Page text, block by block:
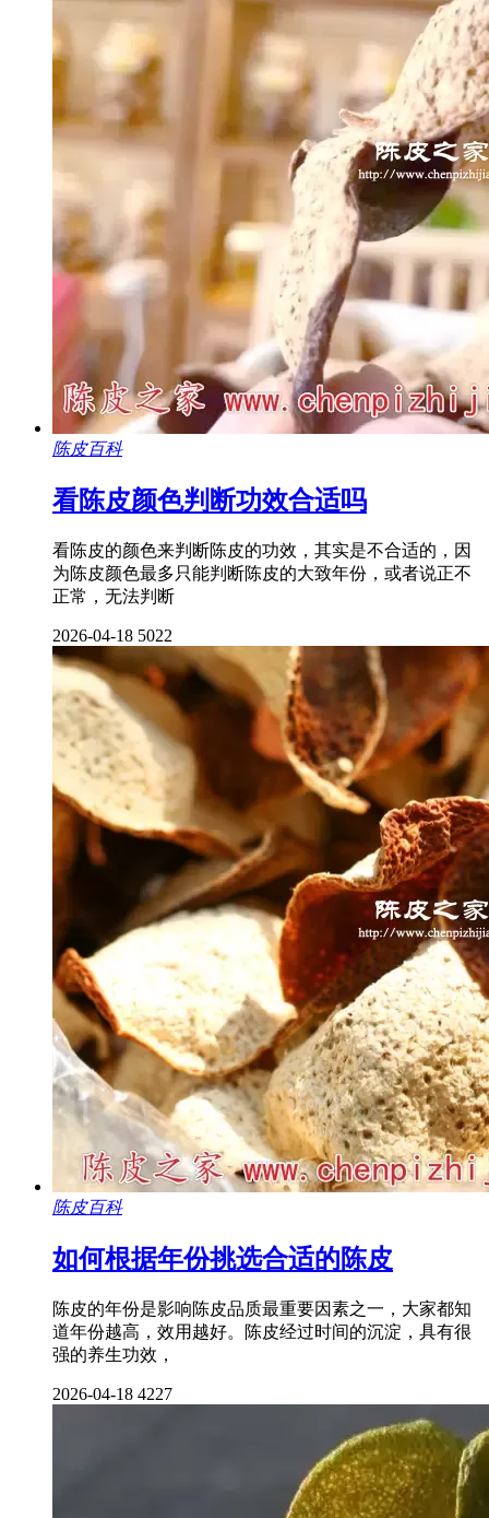
陈皮百科
看陈皮颜色判断功效合适吗
看陈皮的颜色来判断陈皮的功效，其实是不合适的，因
为陈皮颜色最多只能判断陈皮的大致年份，或者说正不
正常，无法判断
2026-04-18 5022
陈皮百科
如何根据年份挑选合适的陈皮
陈皮的年份是影响陈皮品质最重要因素之一，大家都知
道年份越高，效用越好。陈皮经过时间的沉淀，具有很
强的养生功效，
2026-04-18 4227